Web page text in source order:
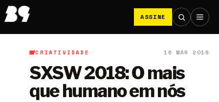
ASSINE
B9/Criatividade
CRIATIVIDADE 16 MAR 2018
SXSW 2018: O mais
que humano em nós